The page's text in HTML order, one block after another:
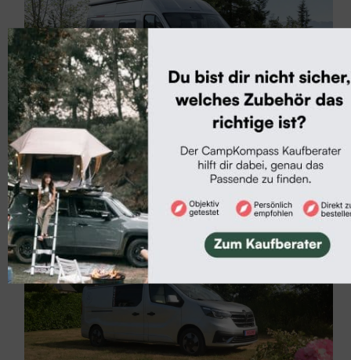
Camper-Neuheiten
Neu: Weinsberg CaraBus Grey Edition Fire
Weinsberg setzt den CaraBus neu auf und bringt einen
Kastenwagen, der attraktives Design u...